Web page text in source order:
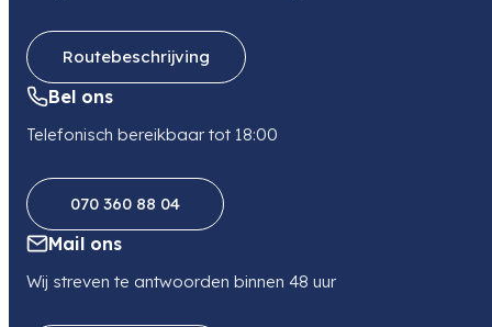
Routebeschrijving
Bel ons
Telefonisch bereikbaar tot 18:00
070 360 88 04
Mail ons
Wij streven te antwoorden binnen 48 uur